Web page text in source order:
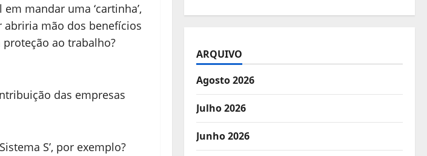
mandar uma ‘cartinha’,
abriria mão dos benefícios
ao trabalho?
das empresas
S’, por exemplo?
ARQUIVO
Agosto 2026
Julho 2026
Junho 2026